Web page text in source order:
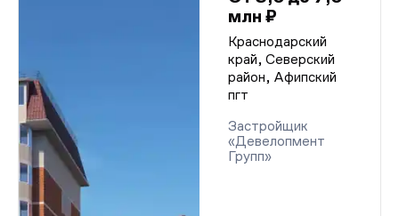
млн ₽
Краснодарский
край, Северский
район, Афипский
пгт
Застройщик
«Девелопмент
Групп»